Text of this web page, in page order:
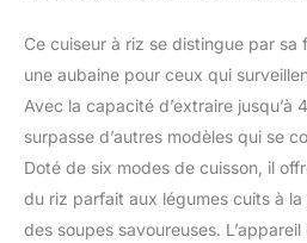
et
collent
LA
Ce cuiseur à riz se distingue par sa
une aubaine pour ceux qui
Avec la capacité d’extraire jusqu’à
surpasse d’autres modèles qui se
Doté de six modes de cuisson, il
du riz parfait aux légumes cuits à
des soupes savoureuses. L’appareil